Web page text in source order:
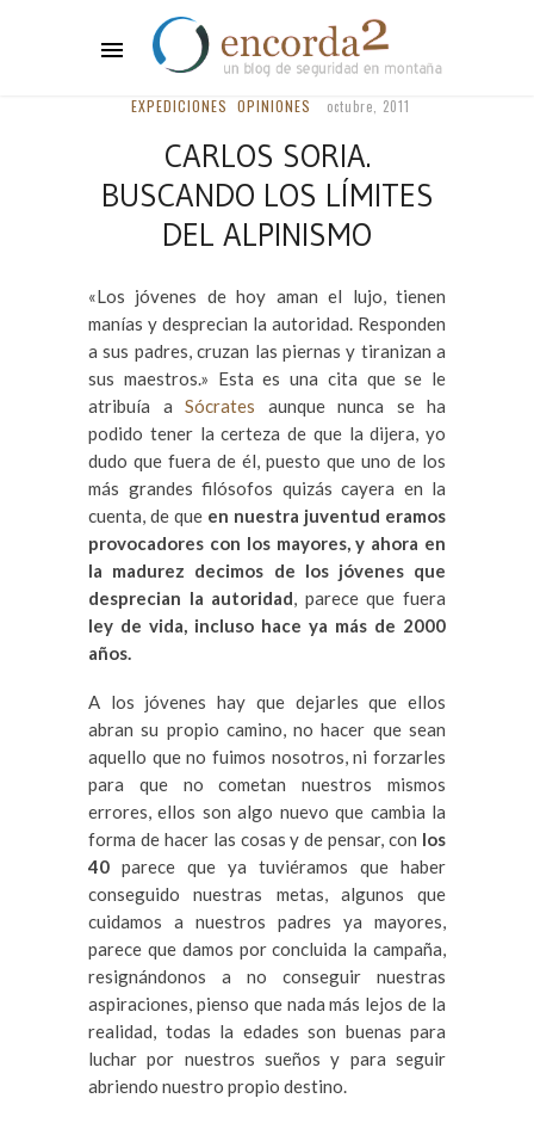
EXPEDICIONES OPINIONES octubre, 2011
CARLOS SORIA.
BUSCANDO LOS LÍMITES
DEL ALPINISMO
«Los jóvenes de hoy aman el lujo, tienen
manías y desprecian la autoridad. Responden
a sus padres, cruzan las piernas y tiranizan a
sus maestros.» Esta es una cita que se le
atribuía a Sócrates aunque nunca se ha
podido tener la certeza de que la dijera, yo
dudo que fuera de él, puesto que uno de los
más grandes filósofos quizás cayera en la
cuenta, de que en nuestra juventud eramos
provocadores con los mayores, y ahora en
la madurez decimos de los jóvenes que
desprecian la autoridad, parece que fuera
ley de vida, incluso hace ya más de 2000
años.
A los jóvenes hay que dejarles que ellos
abran su propio camino, no hacer que sean
aquello que no fuimos nosotros, ni forzarles
para que no cometan nuestros mismos
errores, ellos son algo nuevo que cambia la
forma de hacer las cosas y de pensar, con los
40 parece que ya tuviéramos que haber
conseguido nuestras metas, algunos que
cuidamos a nuestros padres ya mayores,
parece que damos por concluida la campaña,
resignándonos a no conseguir nuestras
aspiraciones, pienso que nada más lejos de la
realidad, todas la edades son buenas para
luchar por nuestros sueños y para seguir
abriendo nuestro propio destino.